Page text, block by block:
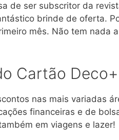
de ser subscritor da
brinde de oferta.
mês. Não tem
Cartão
nas mais variadas
financeiras e de
em viagens e lazer!